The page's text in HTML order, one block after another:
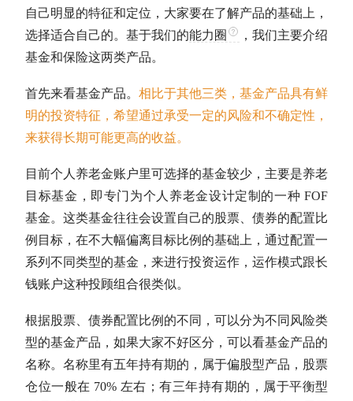
自己明显的特征和定位，大家要在了解产品的基础上，
选择适合自己的。基于我们的能力圈
，我们主要介绍
基金和保险这两类产品。
首先来看基金产品。 相比于其他三类，基金产品具有鲜
明的投资特征，希望通过承受一定的风险和不确定性，
来获得长期可能更高的收益。
目前个人养老金账户里可选择的基金较少，主要是养老
目标基金，即专门为个人养老金设计定制的一种 FOF
基金。这类基金往往会设置自己的股票、债券的配置比
例目标，在不大幅偏离目标比例的基础上，通过配置一
系列不同类型的基金，来进行投资运作，运作模式跟长
钱账户这种投顾组合很类似。
根据股票、债券配置比例的不同，可以分为不同风险类
型的基金产品，如果大家不好区分，可以看基金产品的
名称。名称里有五年持有期的，属于偏股型产品，股票
仓位一般在 70% 左右；有三年持有期的，属于平衡型